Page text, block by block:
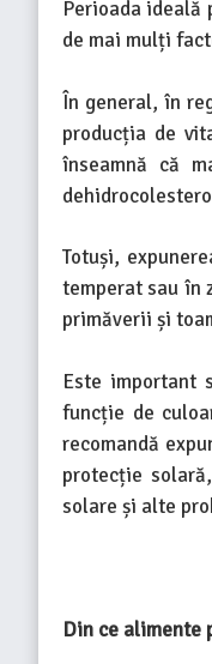
Perioada ideală
de mai mulți
În general, în
producția de
înseamnă că
Totuși,
temperat sau în
primăverii și
Este important
funcție de
recomandă
protecție
solare și alte
Din ce alimente